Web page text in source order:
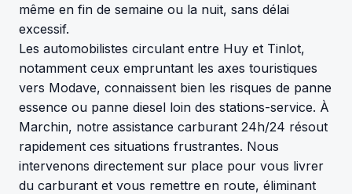
même en fin de semaine ou la nuit, sans délai
excessif.
Les automobilistes circulant entre Huy et Tinlot,
notamment ceux empruntant les axes touristiques
vers Modave, connaissent bien les risques de panne
essence ou panne diesel loin des stations-service. À
Marchin, notre assistance carburant 24h/24 résout
rapidement ces situations frustrantes. Nous
intervenons directement sur place pour vous livrer
du carburant et vous remettre en route, éliminant